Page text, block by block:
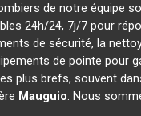
de notre équipe
24h/24, 7j/7 pour
de sécurité, la
de pointe pour
plus brefs, souvent
Mauguio. Nous